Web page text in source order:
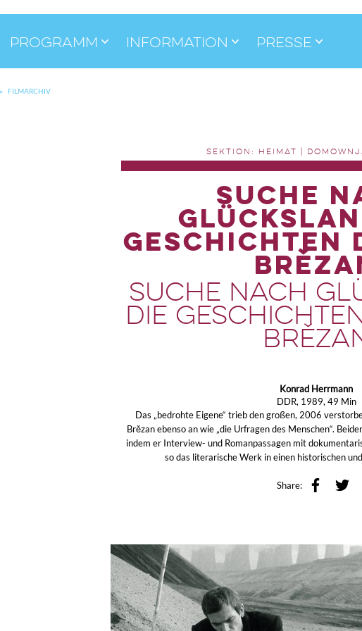
Programm Information Presse
FILMARCHIV
SEKTION: HEIMAT |
Suche
Geschichten
Suche nach
Die
Konrad Herrmann
DDR, 1989, 49 Min
Das „bedrohte Eigene“ trieb den großen, 2006
Brězan ebenso an wie „die Urfragen des Menschen“.
indem er Interview- und Romanpassagen mit
so das literarische Werk in einen historischen
Share: